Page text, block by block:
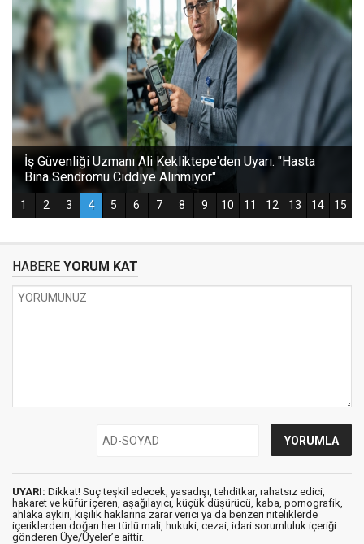
HABERE YORUM KAT
UYARI: Dikkat! Suç teşkil edecek, yasadışı, tehditkar, rahatsız edici,
hakaret ve küfür içeren, aşağılayıcı, küçük düşürücü, kaba, pornografik,
ahlaka aykırı, kişilik haklarına zarar verici ya da benzeri niteliklerde
içeriklerden doğan her türlü mali, hukuki, cezai, idari sorumluluk içeriği
gönderen Üye/Üyeler’e aittir.